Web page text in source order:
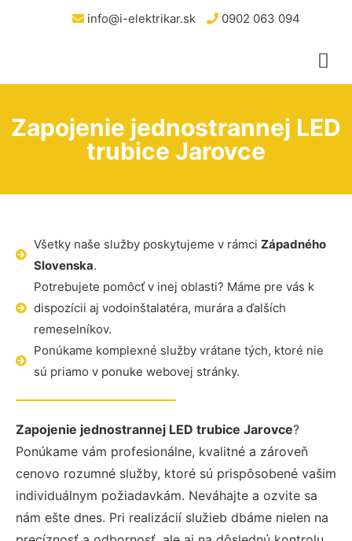
info@i-elektrikar.sk 0902 063 094
Zapojenie jednostrannej LED
trubice Jarovce
Všetky naše služby poskytujeme v rámci Západného
Slovenska.
Potrebujete pomôcť v inej oblasti? Máme pre vás k
dispozícii aj vodoinštalatéra, murára a ďalších
remeselníkov.
Ponúkame komplexné služby vrátane tých, ktoré nie
sú priamo v ponuke webovej stránky.
Zapojenie jednostrannej LED trubice Jarovce?
Ponúkame vám profesionálne, kvalitné a zároveň
cenovo rozumné služby, ktoré sú prispôsobené vašim
individuálnym požiadavkám. Neváhajte a ozvite sa
nám ešte dnes. Pri realizácií služieb dbáme nielen na